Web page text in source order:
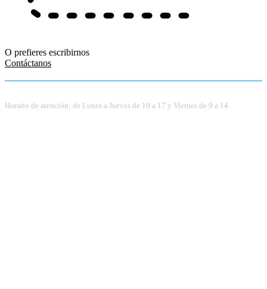
O prefieres escribirnos
Contáctanos
Horario de atención: de Lunes a Jueves de 10 a 17 y Viernes de 9 a 14